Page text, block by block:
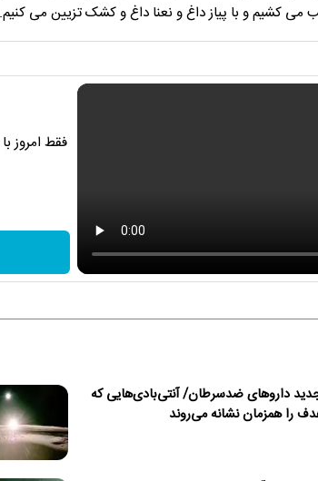
کشیم و با پیاز داغ و نعنا داغ و کشک تزیین می کنیم.
داروهای ضدسرطان/ آنتی‌بادی‌هایی که
را همزمان نشانه می‌روند